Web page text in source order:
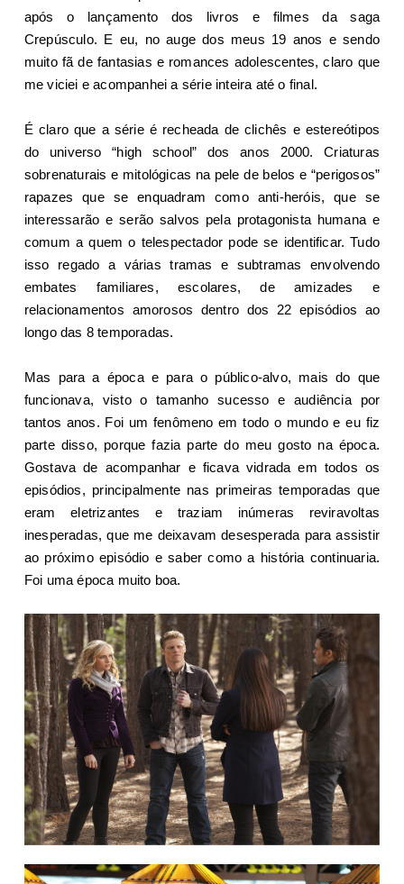
após o lançamento dos livros e filmes da saga
Crepúsculo. E eu, no auge dos meus 19 anos e sendo
muito fã de fantasias e romances adolescentes, claro que
me viciei e acompanhei a série inteira até o final.
É claro que a série é recheada de clichês e estereótipos
do universo “high school” dos anos 2000. Criaturas
sobrenaturais e mitológicas na pele de belos e “perigosos”
rapazes que se enquadram como anti-heróis, que se
interessarão e serão salvos pela protagonista humana e
comum a quem o telespectador pode se identificar. Tudo
isso regado a várias tramas e subtramas envolvendo
embates familiares, escolares, de amizades e
relacionamentos amorosos dentro dos 22 episódios ao
longo das 8 temporadas.
Mas para a época e para o público-alvo, mais do que
funcionava, visto o tamanho sucesso e audiência por
tantos anos. Foi um fenômeno em todo o mundo e eu fiz
parte disso, porque fazia parte do meu gosto na época.
Gostava de acompanhar e ficava vidrada em todos os
episódios, principalmente nas primeiras temporadas que
eram eletrizantes e traziam inúmeras reviravoltas
inesperadas, que me deixavam desesperada para assistir
ao próximo episódio e saber como a história continuaria.
Foi uma época muito boa.